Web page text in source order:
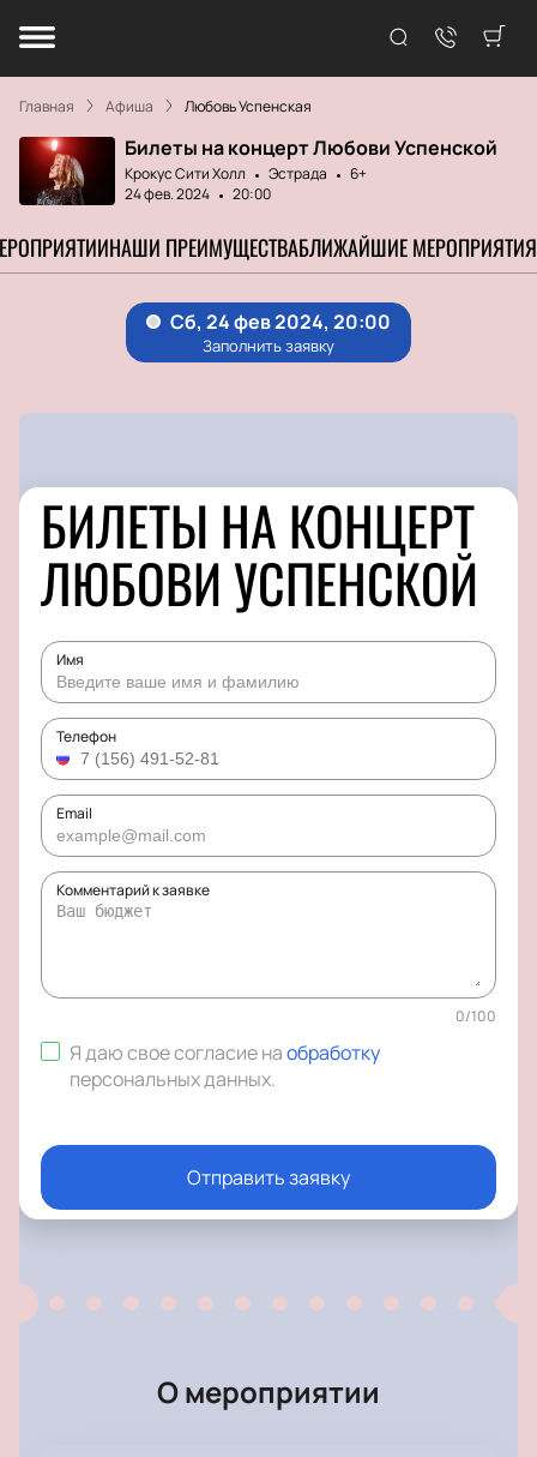
Главная Афиша Любовь Успенская
Билеты на концерт Любови Успенской
Крокус Сити Холл Эстрада
6+
24 фев. 2024
20:00
НАШИ ПРЕИМУЩЕСТВАБЛИЖАЙШИЕ МЕРОПРИЯТИЯ
БИЛЕТЫ НА КОНЦЕРТ
ЛЮБОВИ УСПЕНСКОЙ
Имя
Телефон
Email
Комментарий к заявке
0/100
Я даю свое согласие наобработку
персональных данных.
Отправить заявку
О мероприятии